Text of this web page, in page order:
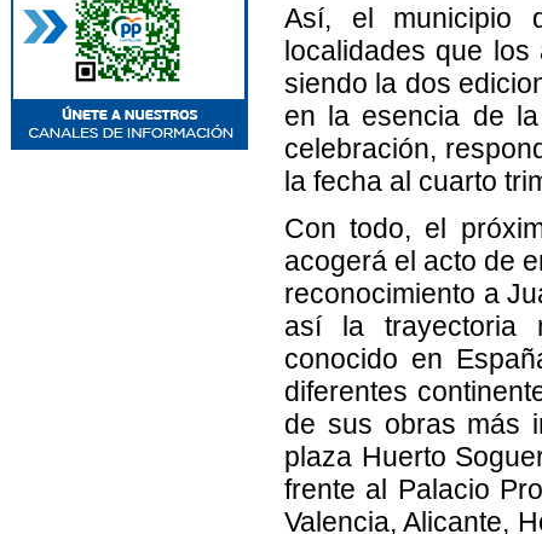
Así, el municipio
localidades que
siendo la dos
en la esencia de
celebración,
la fecha al cuarto
Con todo, el
acogerá el acto de
reconocimiento a
así la trayectoria
conocido en
diferentes
de sus obras más
plaza Huerto
frente al Palacio
Valencia, Alicante,